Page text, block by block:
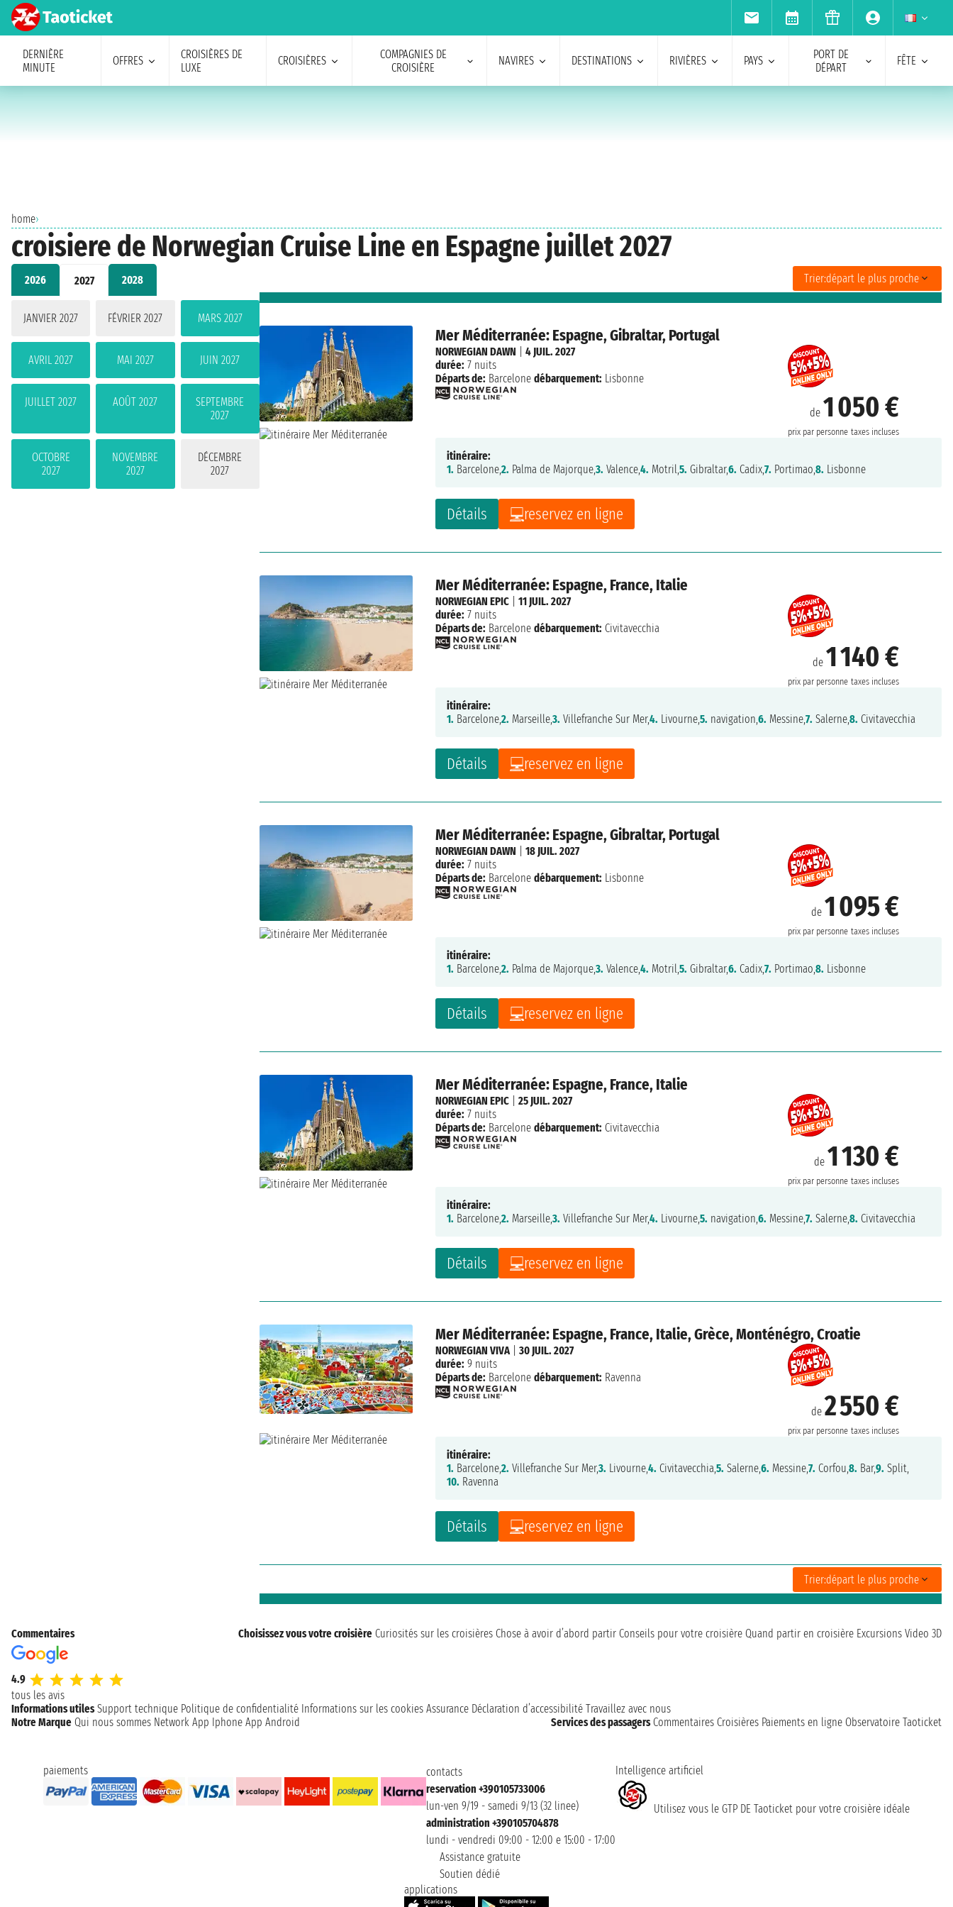
DERNIÈRE
MINUTE
OFFRES
CROISIÈRES DE
LUXE
CROISIÈRES
COMPAGNIES DE
CROISIÈRE
NAVIRES DESTINATIONS RIVIÈRES PAYS
PORT DE
DÉPART
FÊTE
home›
croisiere de Norwegian Cruise Line en Espagne juillet 2027
2026 2027 2028
JANVIER 2027 FÉVRIER 2027 MARS 2027
AVRIL 2027 MAI 2027 JUIN 2027
JUILLET 2027 AOÛT 2027
SEPTEMBRE
2027
OCTOBRE
2027
NOVEMBRE
2027
DÉCEMBRE
2027
Trier:départ le plus proche
Mer Méditerranée: Espagne, Gibraltar, Portugal
de 1 050 €
prix par personne taxes incluses
Détails reservez en ligne
NORWEGIAN DAWN |4 JUIL. 2027
durée: 7 nuits
Départs de: Barcelone débarquement: Lisbonne
itinéraire:
1. Barcelone,2. Palma de Majorque,3. Valence,4. Motril,5. Gibraltar,6. Cadix,7. Portimao,8. Lisbonne
Mer Méditerranée: Espagne, France, Italie
de 1 140 €
prix par personne taxes incluses
Détails reservez en ligne
NORWEGIAN EPIC |11 JUIL. 2027
durée: 7 nuits
Départs de: Barcelone débarquement: Civitavecchia
itinéraire:
1. Barcelone,2. Marseille,3. Villefranche Sur Mer,4. Livourne,5. navigation,6. Messine,7. Salerne,8. Civitavecchia
Mer Méditerranée: Espagne, Gibraltar, Portugal
de 1 095 €
prix par personne taxes incluses
Détails reservez en ligne
NORWEGIAN DAWN |18 JUIL. 2027
durée: 7 nuits
Départs de: Barcelone débarquement: Lisbonne
itinéraire:
1. Barcelone,2. Palma de Majorque,3. Valence,4. Motril,5. Gibraltar,6. Cadix,7. Portimao,8. Lisbonne
Mer Méditerranée: Espagne, France, Italie
de 1 130 €
prix par personne taxes incluses
Détails reservez en ligne
NORWEGIAN EPIC |25 JUIL. 2027
durée: 7 nuits
Départs de: Barcelone débarquement: Civitavecchia
itinéraire:
1. Barcelone,2. Marseille,3. Villefranche Sur Mer,4. Livourne,5. navigation,6. Messine,7. Salerne,8. Civitavecchia
Mer Méditerranée: Espagne, France, Italie, Grèce, Monténégro, Croatie
de2 550 €
prix par personne taxes incluses
Détails reservez en ligne
NORWEGIAN VIVA|30 JUIL. 2027
durée: 9 nuits
Départs de: Barcelone débarquement: Ravenna
itinéraire:
1. Barcelone,2. Villefranche Sur Mer,3. Livourne,4. Civitavecchia,5. Salerne,6. Messine,7. Corfou,8. Bar,9. Split,
10. Ravenna
Trier:départ le plus proche
Commentaires
4.9
tous les avis
Choisissez vous votre croisière Curiosités sur les croisières Chose à avoir d’abord partir Conseils pour votre croisière Quand partir en croisière Excursions Video 3D
Informations utiles Support technique Politique de confidentialité Informations sur les cookies Assurance Déclaration d’accessibilité Travaillez avec nous
Notre Marque Qui nous sommes Network App Iphone App Android Services des passagers Commentaires Croisières Paiements en ligne Observatoire Taoticket
paiements
contacts
reservation +390105733006
lun-ven 9/19 - samedi 9/13 (32 linee)
administration +390105704878
lundi - vendredi 09:00 - 12:00 e 15:00 - 17:00
Assistance gratuite
Soutien dédié
Intelligence artificiel
Utilisez vous le GTP DE Taoticket pour votre croisière idéale
applications